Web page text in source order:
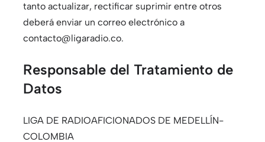
tanto actualizar, rectificar suprimir entre otros
deberá enviar un correo electrónico a
contacto@ligaradio.co.
Responsable del Tratamiento de
Datos
LIGA DE RADIOAFICIONADOS DE MEDELLÍN-
COLOMBIA